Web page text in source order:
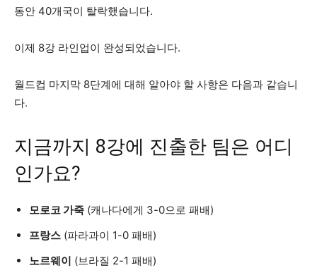
동안 40개국이 탈락했습니다.
이제 8강 라인업이 완성되었습니다.
월드컵 마지막 8단계에 대해 알아야 할 사항은 다음과 같습니
다.
지금까지 8강에 진출한 팀은 어디
인가요?
모로코 가죽 (캐나다에게 3-0으로 패배)
프랑스 (파라과이 1-0 패배)
노르웨이 (브라질 2-1 패배)